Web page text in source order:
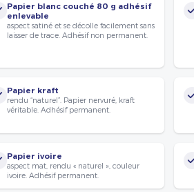
Papier blanc couché 80 g adhésif
enlevable
aspect satiné et se décolle facilement sans
laisser de trace. Adhésif non permanent.
Papier kraft
rendu “naturel”. Papier nervuré, kraft
véritable. Adhésif permanent.
Papier ivoire
aspect mat, rendu « naturel », couleur
ivoire. Adhésif permanent.